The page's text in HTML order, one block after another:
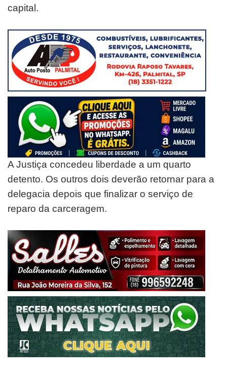
capital.
A Justiça concedeu liberdade a um quarto
detento. Os outros dois deverão retornar para a
delegacia depois que finalizar o serviço de
reparo da carceragem.